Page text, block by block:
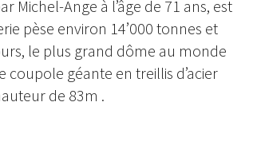
Michel-Ange à l’âge de 71 ans, est
pèse environ 14’000 tonnes et
le plus grand dôme au monde
géante en treillis d’acier
de 83m .